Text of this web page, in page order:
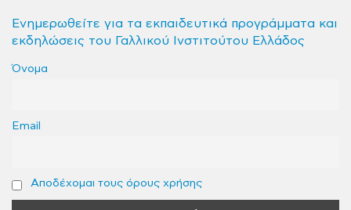
Ενημερωθείτε για τα εκπαιδευτικά προγράμματα και
εκδηλώσεις του Γαλλικού Ινστιτούτου Ελλάδος
Όνομα
Email
Αποδέχομαι τους όρους χρήσης